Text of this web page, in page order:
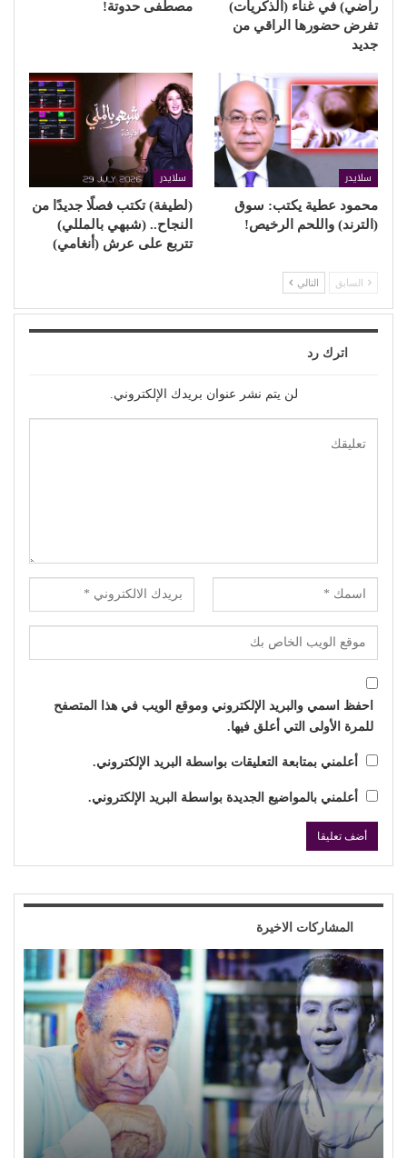
راضي) في غناء (الذكريات)
تفرض حضورها الراقي من
جديد
مصطفى حدوتة!
سلايدر
محمود عطية يكتب: سوق
(الترند) واللحم الرخيص!
سلايدر
(لطيفة) تكتب فصلًا جديدًا من
النجاح.. (شبهي بالمللي)
تتربع على عرش (أنغامي)
السابق التالي
اترك رد
لن يتم نشر عنوان بريدك الإلكتروني.
احفظ اسمي والبريد الإلكتروني وموقع الويب في هذا المتصفح
للمرة الأولى التي أعلق فيها.
أعلمني بمتابعة التعليقات بواسطة البريد الإلكتروني.
أعلمني بالمواضيع الجديدة بواسطة البريد الإلكتروني.
المشاركات الاخيرة